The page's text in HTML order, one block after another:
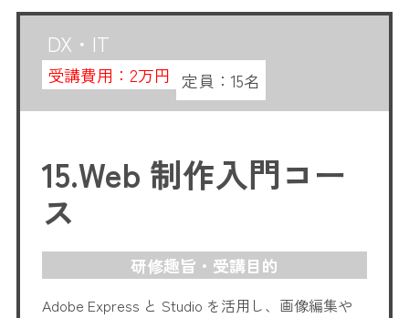
DX・IT
受講費用： 2万円 定員： 15名
15.Web 制作入門コー
ス
研修趣旨・受講目的
Adobe Express と Studio を活用し、画像編集や